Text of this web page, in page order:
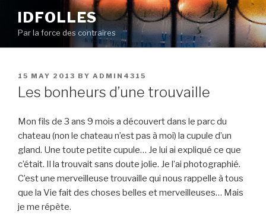
content
IDFOLLES
Par la force des contraires
POSTED
ON
15 MAY 2013 BY ADMIN4315
Les bonheurs d’une trouvaille
Mon fils de 3 ans 9 mois a découvert dans le parc du
chateau (non le chateau n’est pas à moi) la cupule d’un
gland. Une toute petite cupule… Je lui ai expliqué ce que
c’était. Il la trouvait sans doute jolie. Je l’ai photographié.
C’est une merveilleuse trouvaille qui nous rappelle à tous
que la Vie fait des choses belles et merveilleuses… Mais
je me répète.